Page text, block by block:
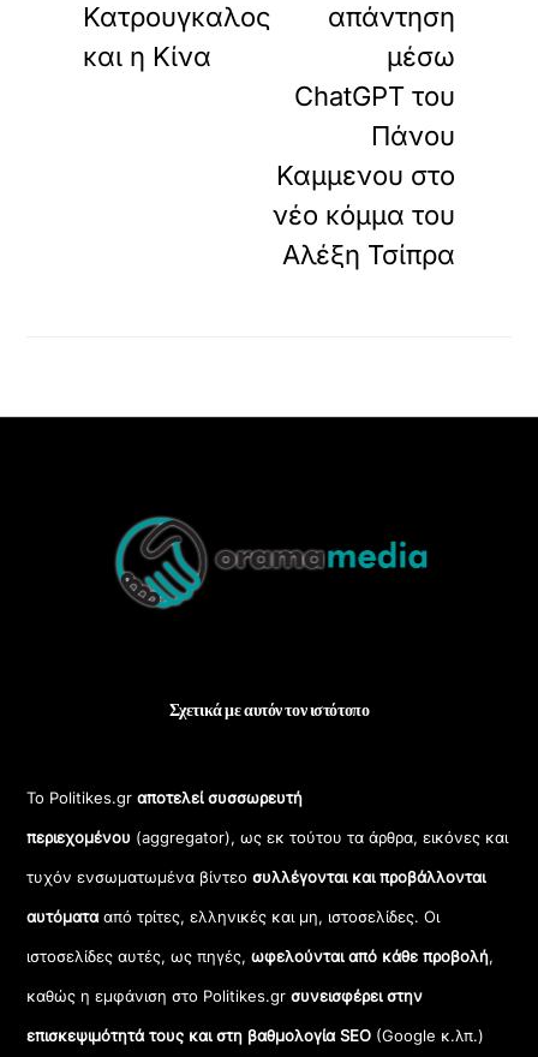
Κατρουγκαλος
και η Κίνα
απάντηση
μέσω
ChatGPT του
Πάνου
Καμμενου στο
νέο κόμμα του
Αλέξη Τσίπρα
Top
Σχετικά με αυτόν τον ιστότοπο
Το Politikes.grαποτελεί συσσωρευτή
περιεχομένου (aggregator), ως εκ τούτου τα άρθρα, εικόνες και
τυχόν ενσωματωμένα βίντεοσυλλέγονται και προβάλλονται
αυτόματααπό τρίτες, ελληνικές και μη, ιστοσελίδες. Οι
ιστοσελίδες αυτές, ως πηγές,ωφελούνται από κάθε προβολή,
καθώς η εμφάνιση στο Politikes.gr συνεισφέρει στην
επισκεψιμότητά τους και στη βαθμολογία SEO (Google κ.λπ.)